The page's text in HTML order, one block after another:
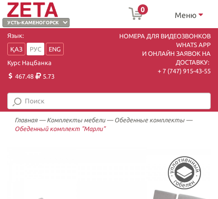
0
Меню
Язык:
ҚАЗ
РУС
ENG
Курс Нацбанка
467.48
5.73
НОМЕРА ДЛЯ ВИДЕОЗВОНКОВ
WHATS APP
И ОНЛАЙН ЗАЯВОК НА
ДОСТАВКУ:
+ 7 (747) 915-43-55
Главная— Комплекты мебели— Обеденные комплекты —
Обеденный комплект "Марли"